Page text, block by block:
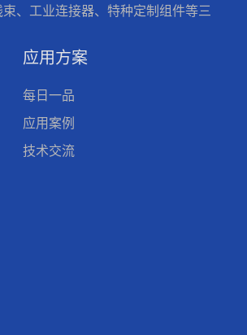
、工业连接器、特种定制组件等三
应用方案
每日一品
应用案例
技术交流